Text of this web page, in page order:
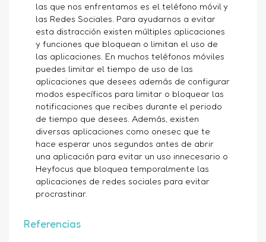
las que nos enfrentamos es el teléfono móvil y
las Redes Sociales. Para ayudarnos a evitar
esta distracción existen múltiples aplicaciones
y funciones que bloquean o limitan el uso de
las aplicaciones. En muchos teléfonos móviles
puedes limitar el tiempo de uso de las
aplicaciones que desees además de configurar
modos específicos para limitar o bloquear las
notificaciones que recibes durante el periodo
de tiempo que desees. Además, existen
diversas aplicaciones como onesec que te
hace esperar unos segundos antes de abrir
una aplicación para evitar un uso innecesario o
Heyfocus que bloquea temporalmente las
aplicaciones de redes sociales para evitar
procrastinar.
Referencias